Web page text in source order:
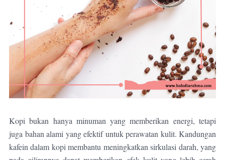
Kopi bukan hanya minuman yang memberikan energi, tetapi
juga bahan alami yang efektif untuk perawatan kulit. Kandungan
kafein dalam kopi membantu meningkatkan sirkulasi darah, yang